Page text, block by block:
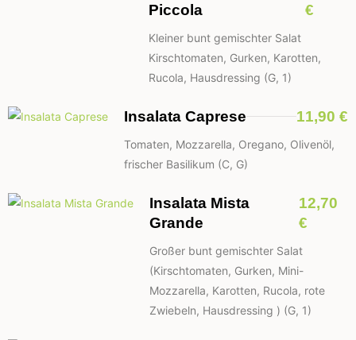
Piccola
€
Kleiner bunt gemischter Salat
Kirschtomaten, Gurken, Karotten,
Rucola, Hausdressing (G, 1)
Insalata Caprese 11,90 €
Tomaten, Mozzarella, Oregano, Olivenöl,
frischer Basilikum (C, G)
Insalata Mista
Grande
12,70
€
Großer bunt gemischter Salat
(Kirschtomaten, Gurken, Mini-
Mozzarella, Karotten, Rucola, rote
Zwiebeln, Hausdressing ) (G, 1)